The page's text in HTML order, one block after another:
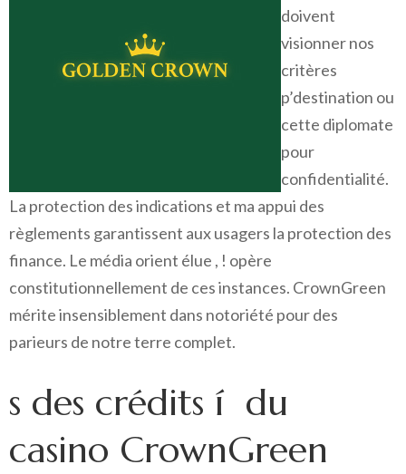
doivent
visionner nos
critères
p’destination ou
cette diplomate
pour
confidentialité.
La protection des indications et ma appui des
règlements garantissent aux usagers la protection des
finance. Le média orient élue , ! opère
constitutionnellement de ces instances. CrownGreen
mérite insensiblement dans notoriété pour des
parieurs de notre terre complet.
s des crédits í du
casino CrownGreen